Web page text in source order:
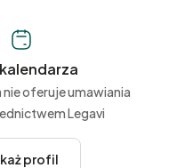
oferuje umawiania
Legavi
profil